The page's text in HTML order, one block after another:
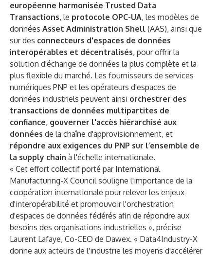
européenne harmonisée Trusted Data
Transactions, le protocole OPC-UA, les modèles de
données Asset Administration Shell (AAS), ainsi que
sur des connecteurs d'espaces de données
interopérables et décentralisés, pour offrir la
solution d'échange de données la plus complète et la
plus flexible du marché. Les fournisseurs de services
numériques PNP et les opérateurs d'espaces de
données industriels peuvent ainsi orchestrer des
transactions de données multipartites de
confiance, gouverner l'accès hiérarchisé aux
données de la chaîne d'approvisionnement, et
répondre aux exigences du PNP sur l’ensemble de
la supply chain à l'échelle internationale.
​​« Cet effort collectif porté par International
Manufacturing-X Council souligne l'importance de la
coopération internationale pour relever les enjeux
d'interopérabilité et promouvoir l'orchestration
d'espaces de données fédérés afin de répondre aux
besoins des organisations industrielles », précise
Laurent Lafaye, Co-CEO de Dawex. « Data4Industry-X
donne aux acteurs de l'industrie les moyens d'accélérer